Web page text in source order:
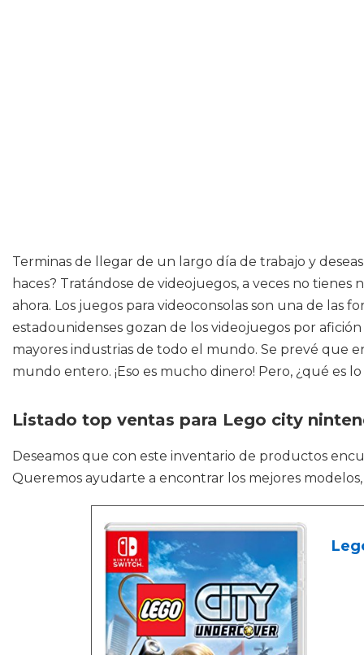
Terminas de llegar de un largo día de trabajo y
haces? Tratándose de videojuegos, a veces no
ahora. Los juegos para videoconsolas son una de
estadounidenses gozan de los videojuegos por
mayores industrias de todo el mundo. Se prevé que
mundo entero. ¡Eso es mucho dinero! Pero, ¿qué es
Listado top ventas para Lego city
Deseamos que con este inventario de productos
Queremos ayudarte a encontrar los mejores